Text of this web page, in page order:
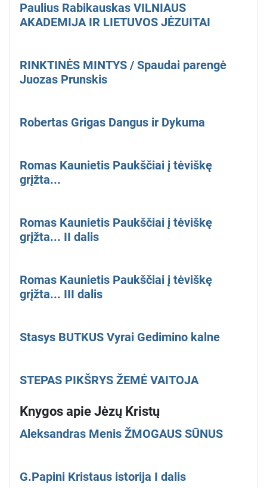
Paulius Rabikauskas VILNIAUS
AKADEMIJA IR LIETUVOS JĖZUITAI
RINKTINĖS MINTYS / Spaudai parengė
Juozas Prunskis
Robertas Grigas Dangus ir Dykuma
Romas Kaunietis Paukščiai į tėviškę
grįžta...
Romas Kaunietis Paukščiai į tėviškę
grįžta... II dalis
Romas Kaunietis Paukščiai į tėviškę
grįžta... III dalis
Stasys BUTKUS Vyrai Gedimino kalne
STEPAS PIKŠRYS ŽEMĖ VAITOJA
Knygos apie Jėzų Kristų
Aleksandras Menis ŽMOGAUS SŪNUS
G.Papini Kristaus istorija I dalis